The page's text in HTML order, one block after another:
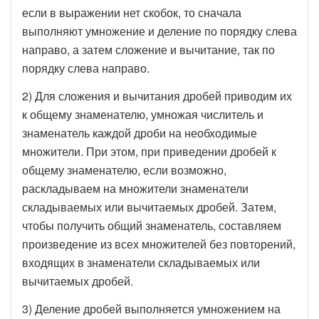
если в выражении нет скобок, то сначала
выполняют умножение и деление по порядку слева
направо, а затем сложение и вычитание, так по
порядку слева направо.
2) Для сложения и вычитания дробей приводим их
к общему знаменателю, умножая числитель и
знаменатель каждой дроби на необходимые
множители. При этом, при приведении дробей к
общему знаменателю, если возможно,
раскладываем на множители знаменатели
складываемых или вычитаемых дробей. Затем,
чтобы получить общий знаменатель, составляем
произведение из всех множителей без повторений,
входящих в знаменатели складываемых или
вычитаемых дробей.
3) Деление дробей выполняется умножением на